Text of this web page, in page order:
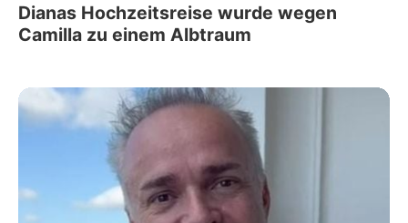
Dianas Hochzeitsreise wurde wegen
Camilla zu einem Albtraum